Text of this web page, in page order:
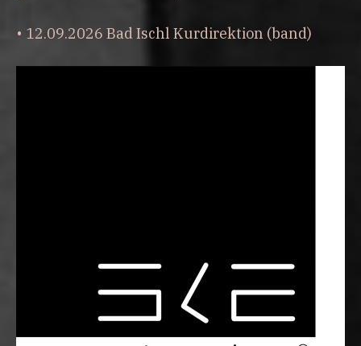
• 12.09.2026 Bad Ischl Kurdirektion (band)